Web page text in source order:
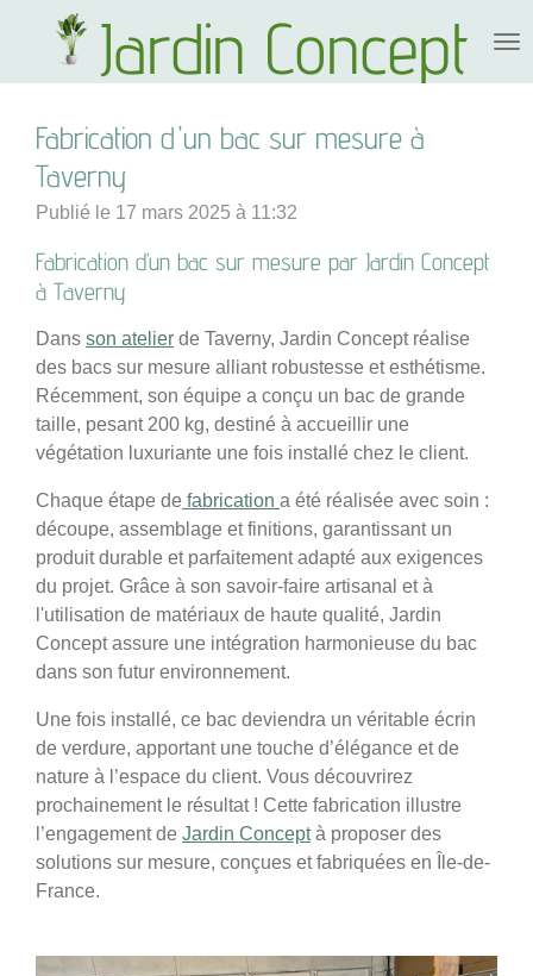
Passer
contenu
Jardin Concept
Fabrication d'un bac sur mesure à
Taverny
Publié le 17 mars 2025 à 11:32
Fabrication d’un bac sur mesure par Jardin Concept
à Taverny
Dans son atelier de Taverny, Jardin Concept réalise
des bacs sur mesure alliant robustesse et esthétisme.
Récemment, son équipe a conçu un bac de grande
taille, pesant 200 kg, destiné à accueillir une
végétation luxuriante une fois installé chez le client.
Chaque étape de fabrication a été réalisée avec soin :
découpe, assemblage et finitions, garantissant un
produit durable et parfaitement adapté aux exigences
du projet. Grâce à son savoir-faire artisanal et à
l'utilisation de matériaux de haute qualité, Jardin
Concept assure une intégration harmonieuse du bac
dans son futur environnement.
Une fois installé, ce bac deviendra un véritable écrin
de verdure, apportant une touche d’élégance et de
nature à l’espace du client. Vous découvrirez
prochainement le résultat ! Cette fabrication illustre
l’engagement de Jardin Conceptà proposer des
solutions sur mesure, conçues et fabriquées en Île-de-
France.